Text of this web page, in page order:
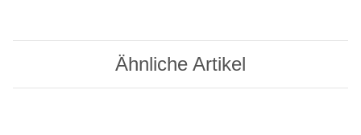
Ähnliche Artikel